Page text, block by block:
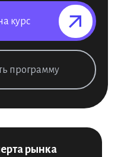
курс⠀⠀⠀⠀⠀
программу
рынка